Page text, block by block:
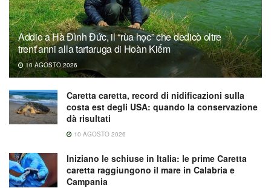
Addio a Hà Đình Đức, il “rùa học” che dedicò oltre
trent’anni alla tartaruga di Hoàn Kiếm
10 AGOSTO 2026
Caretta caretta, record di nidificazioni sulla
costa est degli USA: quando la conservazione
dà risultati
10 AGOSTO 2026
Iniziano le schiuse in Italia: le prime Caretta
caretta raggiungono il mare in Calabria e
Campania